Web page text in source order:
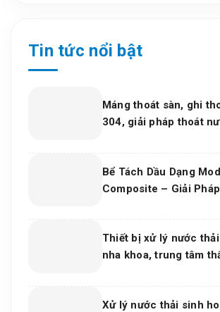
Tin tức nổi bật
Máng thoát sàn, ghi
304, giải pháp thoát
Bể Tách Dầu Dạng
Composite – Giải
Thiết bị xử lý nước
nha khoa, trung tâm
Xử lý nước thải sinh